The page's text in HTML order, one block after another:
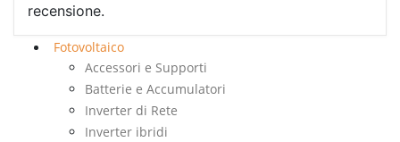
recensione.
Fotovoltaico
Accessori e Supporti
Batterie e Accumulatori
Inverter di Rete
Inverter ibridi